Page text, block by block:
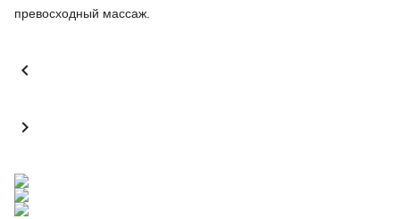
превосходный массаж.

